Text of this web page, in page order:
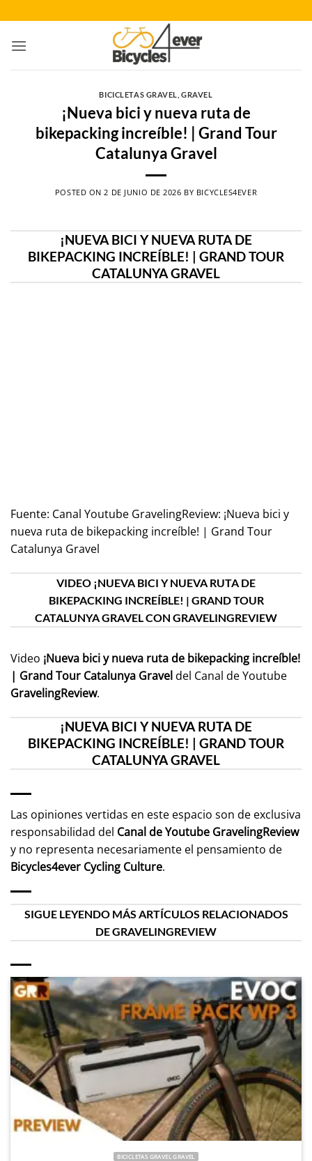
al
contenido
BICICLETAS GRAVEL ,GRAVEL
¡Nueva bici y nueva ruta de
bikepacking increíble! | Grand Tour
Catalunya Gravel
POSTED ON 2 DE JUNIO DE 2026 BY BICYCLES4EVER
¡NUEVA BICI Y NUEVA RUTA DE
BIKEPACKING INCREÍBLE! | GRAND TOUR
CATALUNYA GRAVEL
Fuente: Canal Youtube GravelingReview: ¡Nueva bici y
nueva ruta de bikepacking increíble! | Grand Tour
Catalunya Gravel
VIDEO ¡NUEVA BICI Y NUEVA RUTA DE
BIKEPACKING INCREÍBLE! | GRAND TOUR
CATALUNYA GRAVEL CON GRAVELINGREVIEW
Video ¡Nueva bici y nueva ruta de bikepacking increíble!
| Grand Tour Catalunya Graveldel Canal de Youtube
GravelingReview.
¡NUEVA BICI Y NUEVA RUTA DE
BIKEPACKING INCREÍBLE! | GRAND TOUR
CATALUNYA GRAVEL
Las opiniones vertidas en este espacio son de exclusiva
responsabilidad del Canal de Youtube GravelingReview
y no representa necesariamente el pensamiento de
Bicycles4ever Cycling Culture.
SIGUE LEYENDO MÁS ARTÍCULOS RELACIONADOS
DE GRAVELINGREVIEW
BICICLETAS GRAVEL GRAVEL